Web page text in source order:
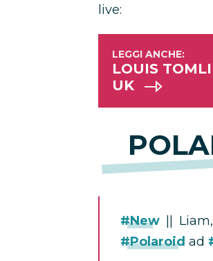
live:
LOUIS
UK
#New ||
#Polaroid ad